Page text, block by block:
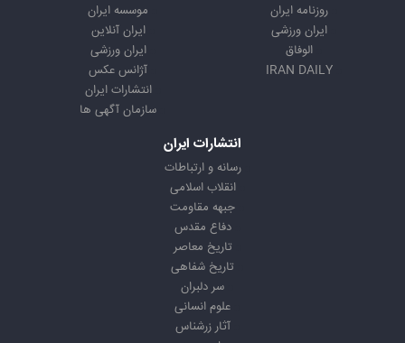
روزنامه ایران
ایران ورزشی
الوفاق
IRAN DAILY
موسسه ایران
ایران آنلاین
ایران ورزشی
آژانس عکس
انتشارات ایران
سازمان آگهی ها
انتشارات ایران
رسانه و ارتباطات
انقلاب اسلامی
جبهه مقاومت
دفاع مقدس
تاریخ معاصر
تاریخ شفاهی
سر دلبران
علوم انسانی
آثار زرشناس